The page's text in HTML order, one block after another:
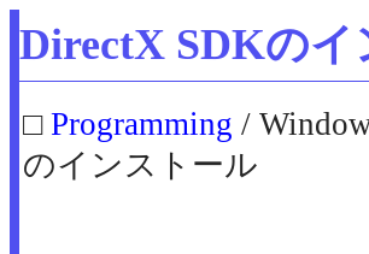
DirectX SDKの
□ Programming /
のインストール